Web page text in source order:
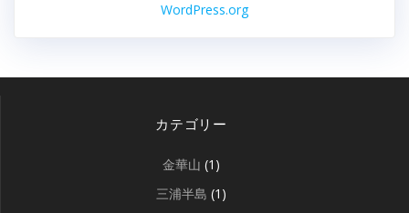
WordPress.org
カテゴリー
金華山 (1)
三浦半島 (1)